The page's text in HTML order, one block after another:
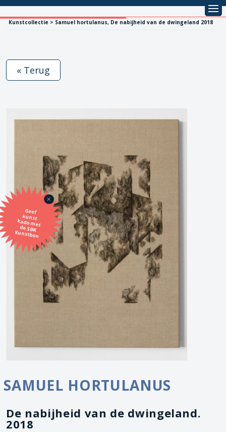
Kunstcollectie > Samuel hortulanus, De nabijheid van de dwingeland 2018
Geef
kunst
kado met
de SBK
Kunstbon
« Terug
SAMUEL HORTULANUS
De nabijheid van de dwingeland.
2018